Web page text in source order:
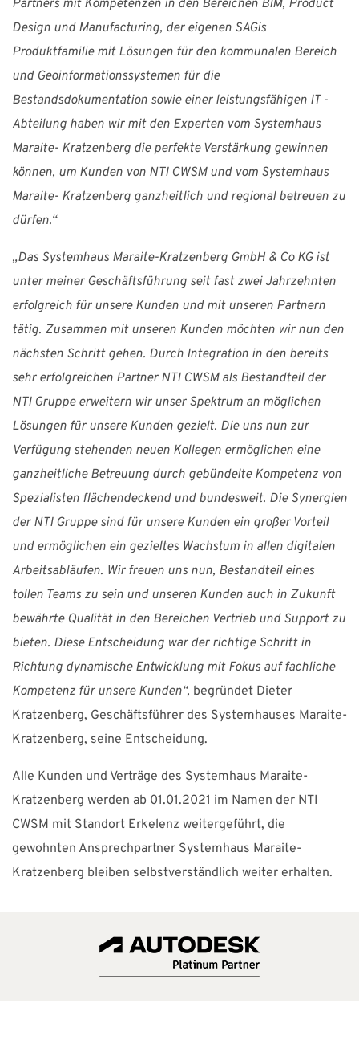
Partners mit Kompetenzen in den Bereichen BIM, Product
Design und Manufacturing, der eigenen SAGis
Produktfamilie mit Lösungen für den kommunalen Bereich
und Geoinformationssystemen für die
Bestandsdokumentation sowie einer leistungsfähigen IT -
Abteilung haben wir mit den Experten vom Systemhaus
Maraite- Kratzenberg die perfekte Verstärkung gewinnen
können, um Kunden von NTI CWSM und vom Systemhaus
Maraite- Kratzenberg ganzheitlich und regional betreuen zu
dürfen.“
„Das Systemhaus Maraite-Kratzenberg GmbH & Co KG ist
unter meiner Geschäftsführung seit fast zwei Jahrzehnten
erfolgreich für unsere Kunden und mit unseren Partnern
tätig. Zusammen mit unseren Kunden möchten wir nun den
nächsten Schritt gehen. Durch Integration in den bereits
sehr erfolgreichen Partner NTI CWSM als Bestandteil der
NTI Gruppe erweitern wir unser Spektrum an möglichen
Lösungen für unsere Kunden gezielt. Die uns nun zur
Verfügung stehenden neuen Kollegen ermöglichen eine
ganzheitliche Betreuung durch gebündelte Kompetenz von
Spezialisten flächendeckend und bundesweit. Die Synergien
der NTI Gruppe sind für unsere Kunden ein großer Vorteil
und ermöglichen ein gezieltes Wachstum in allen digitalen
Arbeitsabläufen. Wir freuen uns nun, Bestandteil eines
tollen Teams zu sein und unseren Kunden auch in Zukunft
bewährte Qualität in den Bereichen Vertrieb und Support zu
bieten. Diese Entscheidung war der richtige Schritt in
Richtung dynamische Entwicklung mit Fokus auf fachliche
Kompetenz für unsere Kunden“, begründet Dieter
Kratzenberg, Geschäftsführer des Systemhauses Maraite-
Kratzenberg, seine Entscheidung.
Alle Kunden und Verträge des Systemhaus Maraite-
Kratzenberg werden ab 01.01.2021 im Namen der NTI
CWSM mit Standort Erkelenz weitergeführt, die
gewohnten Ansprechpartner Systemhaus Maraite-
Kratzenberg bleiben selbstverständlich weiter erhalten.